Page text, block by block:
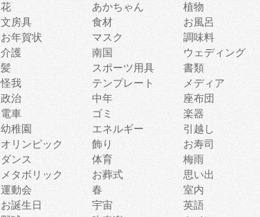
花
あかちゃん 植物
文房具
食材 お風呂
お年賀状
マスク 調味料
介護
南国 ウェディング
髪
スポーツ用具 書類
怪我
テンプレート メディア
政治
中年 座布団
電車
ゴミ 楽器
幼稚園
エネルギー 引越し
オリンピック
飾り お寿司
ダンス
体育 梅雨
メタボリック
お葬式 思い出
運動会
春 室内
お誕生日
宇宙 英語